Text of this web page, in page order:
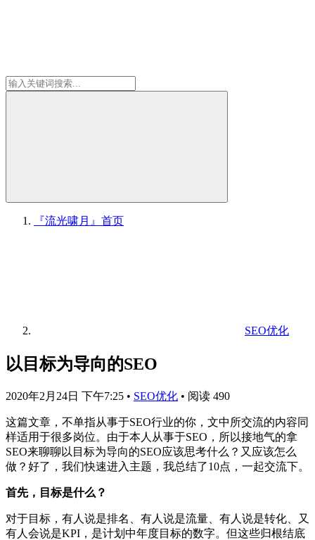
『流光啸月』 首页
SEO优化
以目标为导向的SEO
2020年2月24日 下午7:25 • SEO优化 • 阅读 490
这篇文章，不单指从事于SEO行业的你，文中所交流的内容同
样适用于很多岗位。由于本人从事于SEO，所以接地气的拿
SEO来聊聊以目标为导向的SEO应该思考什么？又应该怎么
做？好了，我们快速进入主题，我总结了10点，一起交流下。
首先，目标是什么？
对于目标，有人说是排名、有人说是流量、有人说是转化、又
有人会说是KPI，是计划中年度目标的数字。但这些归根结底